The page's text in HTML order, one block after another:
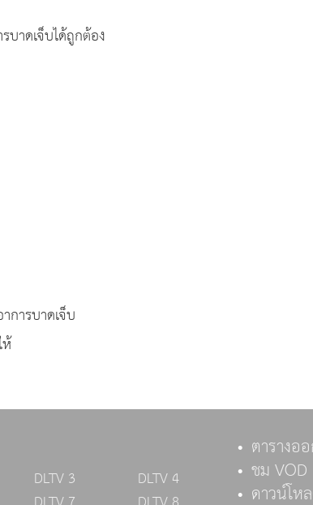
าดเจ็บได้ถูกต้อง
การบาดเจ็บ
DLTV 3
DLTV 4
ตารางอ
ชม VOD
ดาวน์โห